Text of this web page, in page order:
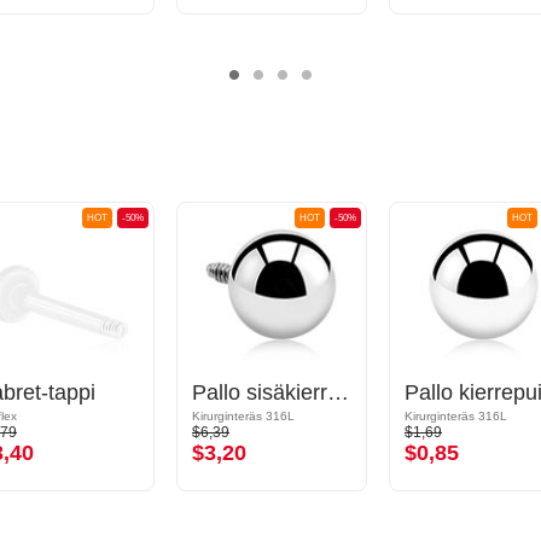
-50%
HOT
tappi
-50%
HOT
Pallo sisäkierrepuikoille (kirurginen teräs, hopea, kiiltävä pinta)
Kirurginteräs 316L
$6,39
$3,20
HOT
Kirurginteräs 316L
$1,69
$0,85